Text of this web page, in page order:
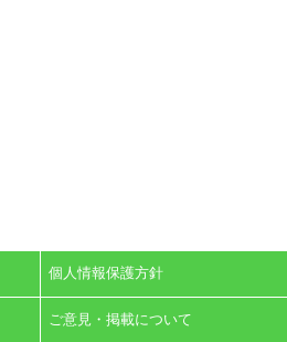
個人情報保護方針
ご意見・掲載について